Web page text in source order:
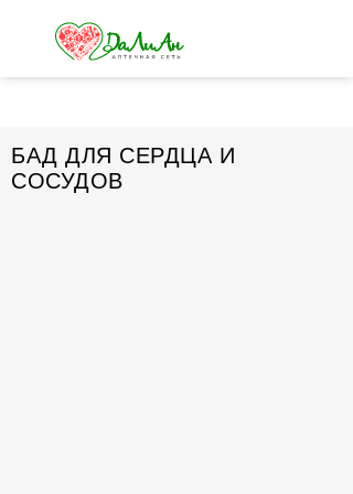
БАД ДЛЯ СЕРДЦА И
СОСУДОВ